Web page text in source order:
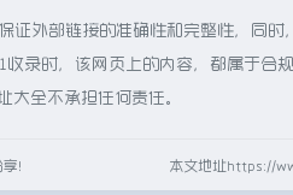
证外部链接的准确性和完整性，同
录时，该网页上的内容，都属于合
大全不承担任何责任。
！ 本文地址https://